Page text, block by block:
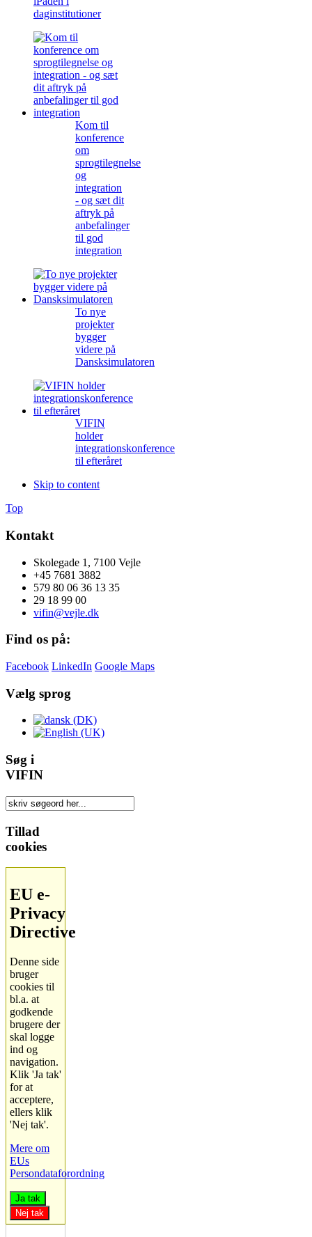
daginstitutioner
Kom til
konference
om
sprogtilegnelse
og
integration
- og sæt dit
aftryk på
anbefalinger
til god
integration
To nye
projekter
bygger
videre på
Dansksimulatoren
VIFIN
holder
integrationskonference
til efteråret
Skip to content
Top
Kontakt
Skolegade 1, 7100 Vejle
+45 7681 3882
579 80 06 36 13 35
29 18 99 00
vifin@vejle.dk
Find os på:
Facebook LinkedIn Google Maps
Vælg sprog
Søg i
VIFIN
Tillad
cookies
EU e-
Privacy
Directive
Denne side
bruger
cookies til
bl.a. at
godkende
brugere der
skal logge
ind og
navigation.
Klik 'Ja tak'
for at
acceptere,
ellers klik
'Nej tak'.
Mere om
EUs
Persondataforordning
Ja tak
Nej tak